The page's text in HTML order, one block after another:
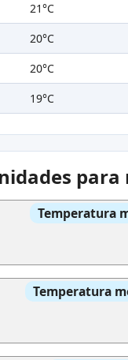
21°C
20°C
20°C
19°C
para
Temperatura
Temperatura